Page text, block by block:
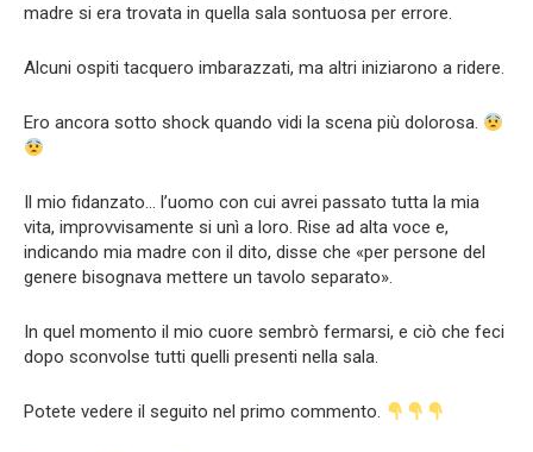
madre si era trovata in quella sala sontuosa per errore.
Alcuni ospiti tacquero imbarazzati, ma altri iniziarono a ridere.
Ero ancora sotto shock quando vidi la scena più dolorosa.
Il mio fidanzato… l’uomo con cui avrei passato tutta la mia
vita, improvvisamente si unì a loro. Rise ad alta voce e,
indicando mia madre con il dito, disse che «per persone del
genere bisognava mettere un tavolo separato».
In quel momento il mio cuore sembrò fermarsi, e ciò che feci
dopo sconvolse tutti quelli presenti nella sala.
Potete vedere il seguito nel primo commento.